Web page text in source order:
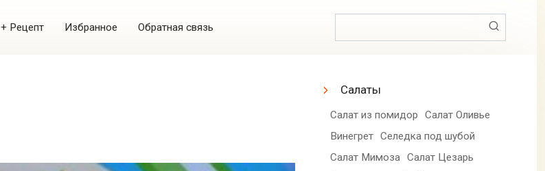
+ Рецепт Избранное Обратная связь
Салаты
Салат из помидор
Салат Оливье
Винегрет Селедка под шубой
Салат Мимоза Салат Цезарь